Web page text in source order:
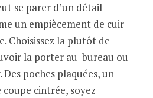
se parer d’un détail
un empiècement de cuir
Choisissez la plutôt de
la porter au bureau ou
poches plaquées, un
cintrée, soyez